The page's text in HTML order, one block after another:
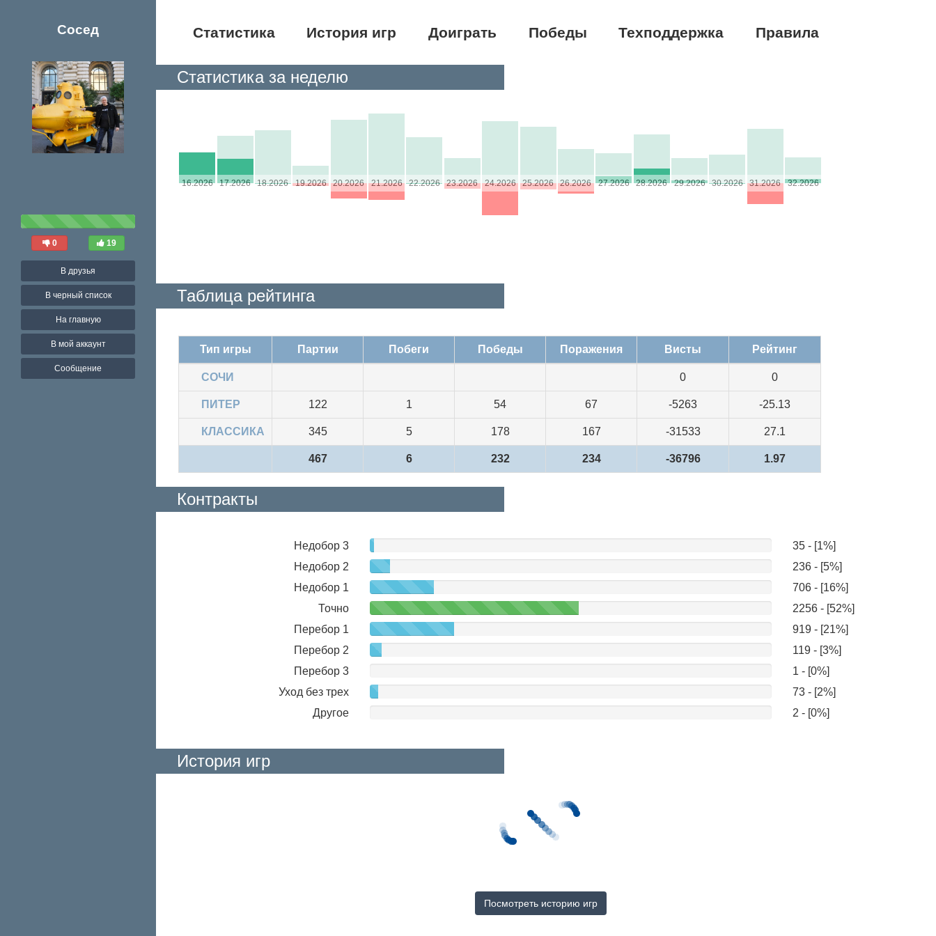
Сосед
0 19
В друзья
В черный список
На главную
В мой аккаунт
Сообщение
Статистика История игр Доиграть Победы Техподдержка Правила
Статистика за неделю
16.2026 17.2026 18.2026 19.2026 20.2026 21.2026 22.2026 23.2026 24.2026 25.2026 26.2026 27.2026 28.2026 29.2026 30.2026 31.2026 32.2026
Таблица рейтинга
Тип игры Партии Побеги Победы Поражения Висты Рейтинг
СОЧИ 0 0
ПИТЕР 122 1 54 67 -5263 -25.13
КЛАССИКА 345 5 178 167 -31533 27.1
467 6 232 234 -36796 1.97
Контракты
Недобор 3
нет
данных
35 - [1%]
Недобор 2
236 - [5%]
Недобор 1
706 - [16%]
Точно
2256 - [52%]
Перебор 1
919 - [21%]
Перебор 2
119 - [3%]
Перебор 3
1 - [0%]
Уход без трех
73 - [2%]
Другое
2 - [0%]
История игр
Посмотреть историю игр